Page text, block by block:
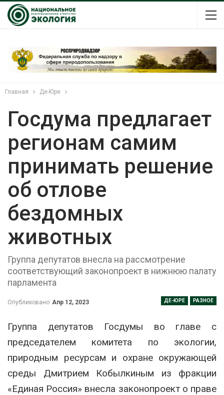
Главная Де-Юре
Госдума предлагает
регионам самим
принимать решение
об отлове
бездомных
животных
Группа депутатов внесла на рассмотрение
соответствующий законопроект в нижнюю палату
парламента
ДЕ-ЮРЕ РАЗНОЕ
Опубликовано Апр 12, 2023
Группа депутатов Госдумы во главе с
председателем комитета по экологии,
природным ресурсам и охране окружающей
среды Дмитрием Кобылкиным из фракции
«Единая Россия» внесла законопроект о праве